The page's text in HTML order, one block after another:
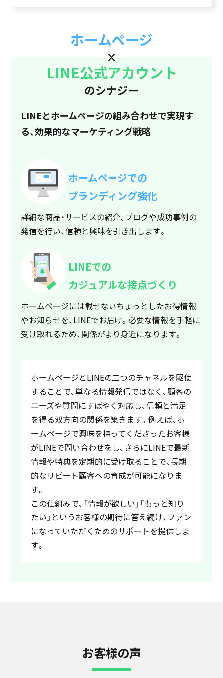
ホームページ
×
LINE公式アカウント
のシナジー
LINEとホームページの組み合わせで実現す
る、効果的なマーケティング戦略
ホームページでの
ブランディング強化
詳細な商品・サービスの紹介、ブログや成功事例の
発信を行い、信頼と興味を引き出します。
LINEでの
カジュアルな接点づくり
ホームページには載せないちょっとしたお得情報
やお知らせを、LINEでお届け。必要な情報を手軽に
受け取れるため、関係がより身近になります。
ホームページとLINEの二つのチャネルを駆使
することで、単なる情報発信ではなく、顧客の
ニーズや質問にすばやく対応し、信頼と満足
を得る双方向の関係を築きます。例えば、ホ
ームページで興味を持ってくださったお客様
がLINEで問い合わせをし、さらにLINEで最新
情報や特典を定期的に受け取ることで、長期
的なリピート顧客への育成が可能になりま
す。
この仕組みで、「情報が欲しい」「もっと知り
たい」というお客様の期待に答え続け、ファン
になっていただくためのサポートを提供しま
す。
お客様の声